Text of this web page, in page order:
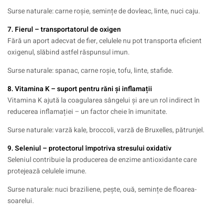
Surse naturale: carne roșie, semințe de dovleac, linte, nuci caju.
7. Fierul – transportatorul de oxigen
Fără un aport adecvat de fier, celulele nu pot transporta eficient
oxigenul, slăbind astfel răspunsul imun.
Surse naturale: spanac, carne roșie, tofu, linte, stafide.
8.Vitamina K– suport pentru răni și inflamații
Vitamina K ajută la coagularea sângelui și are un rol indirect în
reducerea inflamației – un factor cheie în imunitate.
Surse naturale: varză kale, broccoli, varză de Bruxelles, pătrunjel.
9. Seleniul – protectorul împotriva stresului oxidativ
Seleniul contribuie la producerea de enzime antioxidante care
protejează celulele imune.
Surse naturale: nuci braziliene, pește, ouă, semințe de floarea-
soarelui.